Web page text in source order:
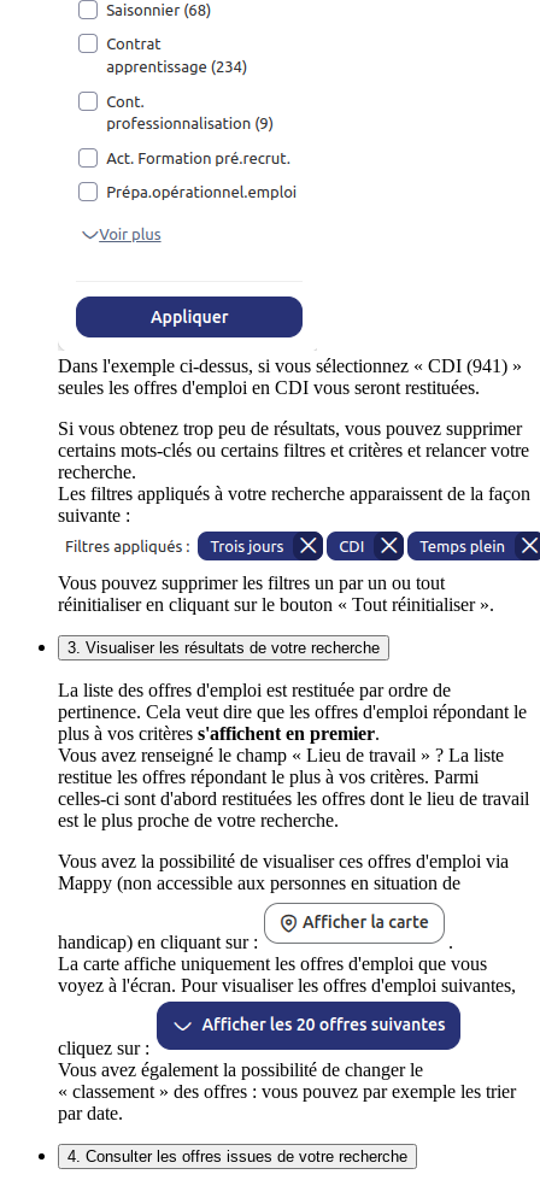
Dans l'exemple ci-dessus, si vous sélectionnez « CDI (941) »
seules les offres d'emploi en CDI vous seront restituées.
Si vous obtenez trop peu de résultats, vous pouvez supprimer
certains mots-clés ou certains filtres et critères et relancer votre
recherche.
Les filtres appliqués à votre recherche apparaissent de la façon
suivante :
Vous pouvez supprimer les filtres un par un ou tout
réinitialiser en cliquant sur le bouton « Tout réinitialiser ».
3. Visualiser les résultats de votre recherche
La liste des offres d'emploi est restituée par ordre de
pertinence. Cela veut dire que les offres d'emploi répondant le
plus à vos critères s'affichent en premier.
Vous avez renseigné le champ « Lieu de travail » ? La liste
restitue les offres répondant le plus à vos critères. Parmi
celles-ci sont d'abord restituées les offres dont le lieu de travail
est le plus proche de votre recherche.
Vous avez la possibilité de visualiser ces offres d'emploi via
Mappy (non accessible aux personnes en situation de
handicap) en cliquant sur :
.
La carte affiche uniquement les offres d'emploi que vous
voyez à l'écran. Pour visualiser les offres d'emploi suivantes,
cliquez sur :
Vous avez également la possibilité de changer le
« classement » des offres : vous pouvez par exemple les trier
par date.
4. Consulter les offres issues de votre recherche